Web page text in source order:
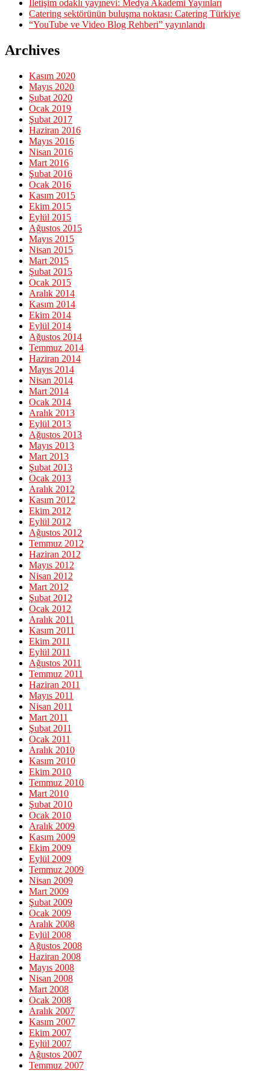
İletişim odaklı yayınevi: Medya Akademi Yayınları
Catering sektörünün buluşma noktası: Catering Türkiye
“YouTube ve Video Blog Rehberi” yayınlandı
Archives
Kasım 2020
Mayıs 2020
Şubat 2020
Ocak 2019
Şubat 2017
Haziran 2016
Mayıs 2016
Nisan 2016
Mart 2016
Şubat 2016
Ocak 2016
Kasım 2015
Ekim 2015
Eylül 2015
Ağustos 2015
Mayıs 2015
Nisan 2015
Mart 2015
Şubat 2015
Ocak 2015
Aralık 2014
Kasım 2014
Ekim 2014
Eylül 2014
Ağustos 2014
Temmuz 2014
Haziran 2014
Mayıs 2014
Nisan 2014
Mart 2014
Ocak 2014
Aralık 2013
Eylül 2013
Ağustos 2013
Mayıs 2013
Mart 2013
Şubat 2013
Ocak 2013
Aralık 2012
Kasım 2012
Ekim 2012
Eylül 2012
Ağustos 2012
Temmuz 2012
Haziran 2012
Mayıs 2012
Nisan 2012
Mart 2012
Şubat 2012
Ocak 2012
Aralık 2011
Kasım 2011
Ekim 2011
Eylül 2011
Ağustos 2011
Temmuz 2011
Haziran 2011
Mayıs 2011
Nisan 2011
Mart 2011
Şubat 2011
Ocak 2011
Aralık 2010
Kasım 2010
Ekim 2010
Temmuz 2010
Mart 2010
Şubat 2010
Ocak 2010
Aralık 2009
Kasım 2009
Ekim 2009
Eylül 2009
Temmuz 2009
Nisan 2009
Mart 2009
Şubat 2009
Ocak 2009
Aralık 2008
Eylül 2008
Ağustos 2008
Haziran 2008
Mayıs 2008
Nisan 2008
Mart 2008
Ocak 2008
Aralık 2007
Kasım 2007
Ekim 2007
Eylül 2007
Ağustos 2007
Temmuz 2007